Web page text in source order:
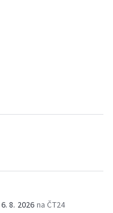
6. 8. 2026 na ČT24